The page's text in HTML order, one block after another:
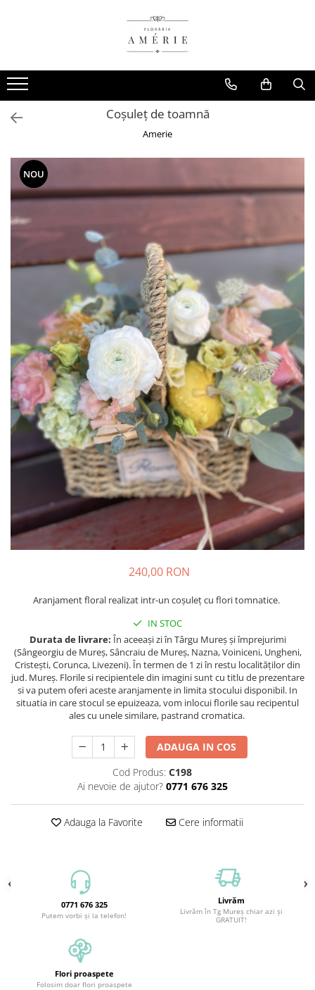
Coșuleț de toamnă
Amerie
NOU
240,00 RON
Aranjament floral realizat intr-un coșuleț cu flori tomnatice.
IN STOC
Durata de livrare: În aceeași zi în Târgu Mureș și împrejurimi
(Sângeorgiu de Mureș, Sâncraiu de Mureș, Nazna, Voiniceni, Ungheni,
Cristești, Corunca, Livezeni). În termen de 1 zi în restu localităților din
jud. Mureș. Florile si recipientele din imagini sunt cu titlu de prezentare
si va putem oferi aceste aranjamente in limita stocului disponibil. In
situatia in care stocul se epuizeaza, vom inlocui florile sau recipentul
ales cu unele similare, pastrand cromatica.
ADAUGA IN COS
Cod Produs: C198
Ai nevoie de ajutor? 0771 676 325
Adauga la Favorite Cere informatii
0771 676 325
Putem vorbi și la telefon!
Livrăm
Livrăm în Tg Mureș chiar azi și
GRATUIT!
Flori proaspete
Folosim doar flori proaspete